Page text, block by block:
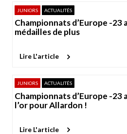
JUNIORS ACTUALITÉS
Championnats d’Europe -23
médailles de plus
Lire L'article
JUNIORS ACTUALITÉS
Championnats d’Europe -23
l’or pour Allardon !
Lire L'article